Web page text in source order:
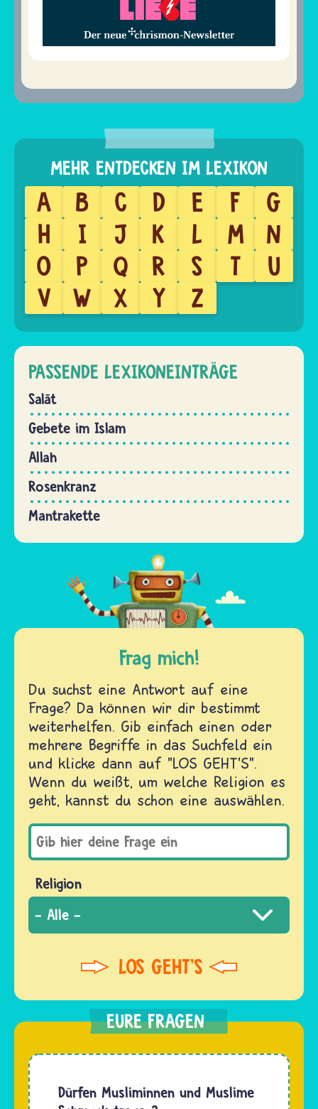
A B C D E F
G
H
I J K L M
N
O
P Q R S T
U
V
W X Y Z
PASSENDE LEXIKONEINTRÄGE
Salāt
Gebete im Islam
Allah
Rosenkranz
Mantrakette
Frag mich!
Du suchst eine Antwort auf eine
Frage? Da können wir dir bestimmt
weiterhelfen. Gib einfach einen oder
mehrere Begriffe in das Suchfeld ein
und klicke dann auf "LOS GEHT'S".
Wenn du weißt, um welche Religion es
geht, kannst du schon eine auswählen.
Religion
Dürfen Musliminnen und Muslime